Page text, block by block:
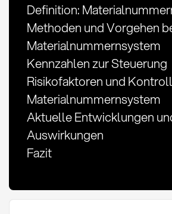
Definition:
Methoden und Vorgehen
Materialnummernsystem
Kennzahlen zur Steuerung
Risikofaktoren und
Materialnummernsystem
Aktuelle Entwicklungen
Auswirkungen
Fazit